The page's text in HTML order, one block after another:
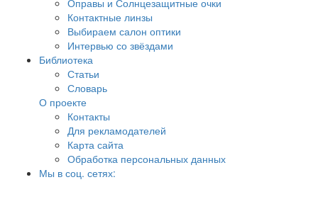
Контактные линзы
Выбираем салон оптики
Интервью со звёздами
Библиотека
Статьи
Словарь
О проекте
Контакты
Для рекламодателей
Карта сайта
Обработка персональных данных
Мы в соц. сетях: